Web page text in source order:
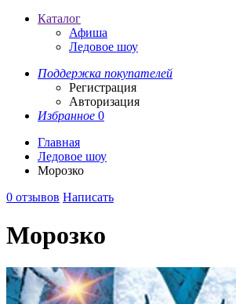
Каталог
Афиша
Ледовое шоу
Поддержка покупателей
Регистрация
Авторизация
Избранное 0
Главная
Ледовое шоу
Морозко
0 отзывов Написать
Морозко